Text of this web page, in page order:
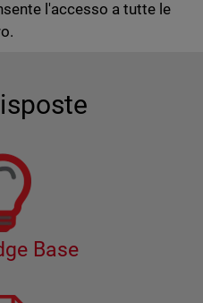
l'accesso a tutte le
Base